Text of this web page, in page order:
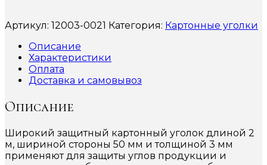
Артикул: 12003-0021 Категория: Картонные уголки
Описание
Характеристики
Оплата
Доставка и самовывоз
Описание
Широкий защитный картонный уголок длиной 2
м, шириной стороны 50 мм и толщиной 3 мм
применяют для защиты углов продукции и